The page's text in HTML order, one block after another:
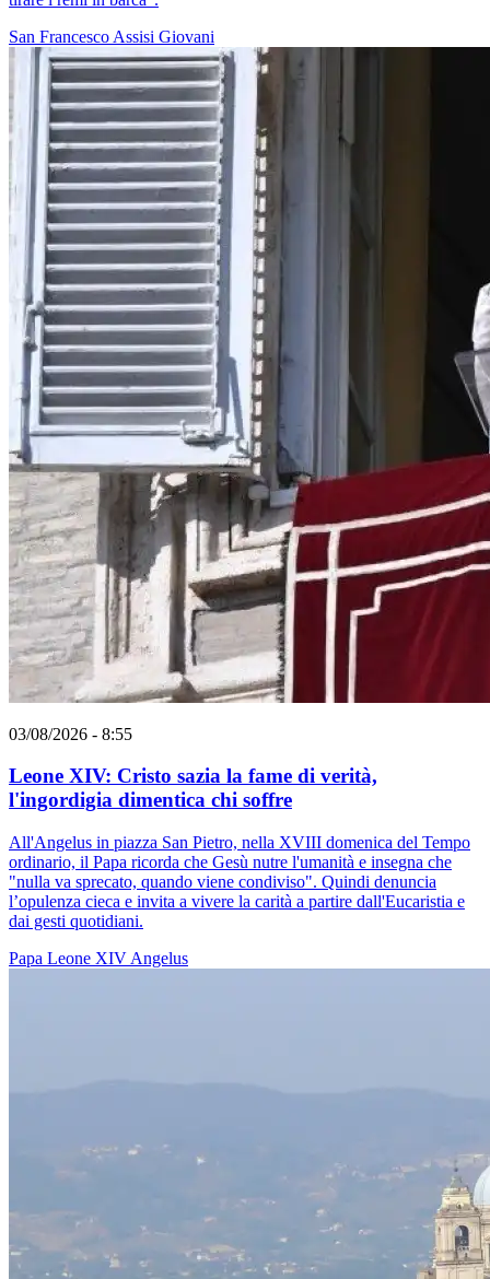
San Francesco Assisi Giovani
03/08/2026 - 8:55
Leone XIV: Cristo sazia la fame di verità,
l'ingordigia dimentica chi soffre
All'Angelus in piazza San Pietro, nella XVIII domenica del Tempo
ordinario, il Papa ricorda che Gesù nutre l'umanità e insegna che
"nulla va sprecato, quando viene condiviso". Quindi denuncia
l’opulenza cieca e invita a vivere la carità a partire dall'Eucaristia e
dai gesti quotidiani.
Papa Leone XIV Angelus